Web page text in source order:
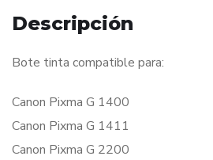
Descripción
Bote tinta compatible para:
Canon Pixma G 1400
Canon Pixma G 1411
Canon Pixma G 2200